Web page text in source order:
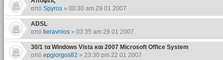
από Spyros» 00:30 am 29 01 2007
ADSL
από keravnios» 03:35 am 29 01 2007
30/1 τα Windows Vista και 2007 Microsoft Office System
από epgiorgos82 » 23:30 pm 22 01 2007